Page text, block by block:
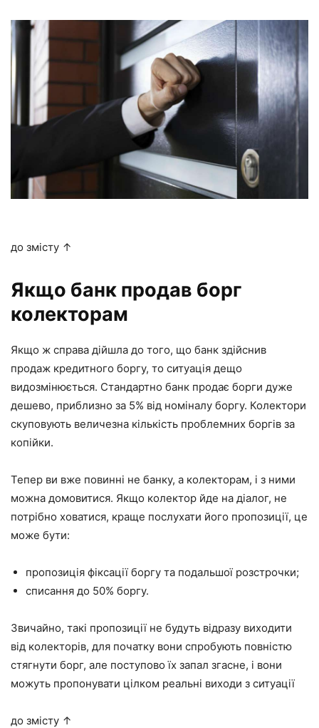
до змісту ↑
Якщо банк продав борг
колекторам
Якщо ж справа дійшла до того, що банк здійснив
продаж кредитного боргу, то ситуація дещо
видозмінюється. Стандартно банк продає борги дуже
дешево, приблизно за 5% від номіналу боргу. Колектори
скуповують величезна кількість проблемних боргів за
копійки.
Тепер ви вже повинні не банку, а колекторам, і з ними
можна домовитися. Якщо колектор йде на діалог, не
потрібно ховатися, краще послухати його пропозиції, це
може бути:
пропозиція фіксації боргу та подальшої розстрочки;
списання до 50% боргу.
Звичайно, такі пропозиції не будуть відразу виходити
від колекторів, для початку вони спробують повністю
стягнути борг, але поступово їх запал згасне, і вони
можуть пропонувати цілком реальні виходи з ситуації
до змісту ↑